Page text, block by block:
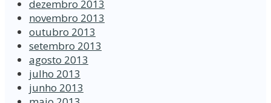
dezembro 2013
novembro 2013
outubro 2013
setembro 2013
agosto 2013
julho 2013
junho 2013